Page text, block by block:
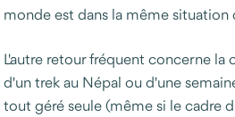
monde est dans la même
L'autre retour fréquent concerne la
d'un trek au Népal ou d'une
tout géré seule (même si le cadre